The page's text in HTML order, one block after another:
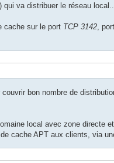
va distribuer le réseau local...
cache sur le port TCP 3142 ,
bon nombre de
local avec zone directe
cache APT aux clients, via